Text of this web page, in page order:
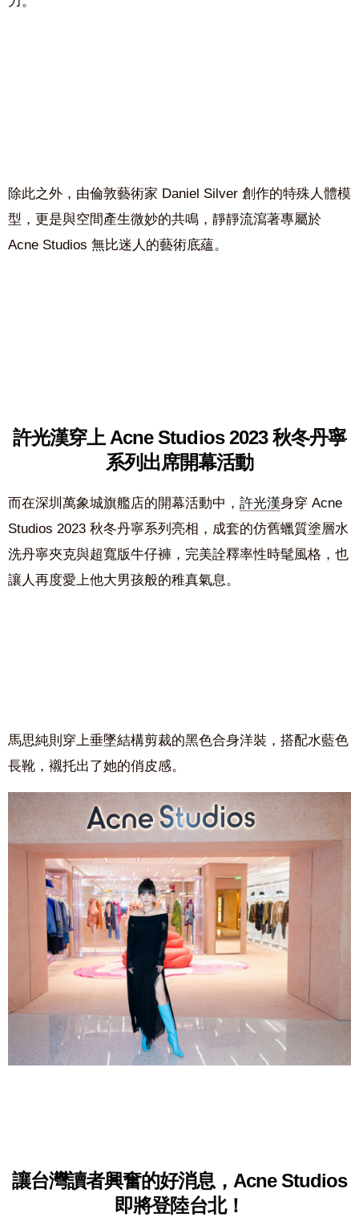
除此之外，由倫敦藝術家 Daniel Silver 創作的特殊人體模
型，更是與空間產生微妙的共鳴，靜靜流瀉著專屬於
Acne Studios 無比迷人的藝術底蘊。
許光漢穿上 Acne Studios 2023 秋冬丹寧
系列出席開幕活動
而在深圳萬象城旗艦店的開幕活動中， 許光漢身穿 Acne
Studios 2023 秋冬丹寧系列亮相，成套的仿舊蠟質塗層水
洗丹寧夾克與超寬版牛仔褲，完美詮釋率性時髦風格，也
讓人再度愛上他大男孩般的稚真氣息。
馬思純則穿上垂墜結構剪裁的黑色合身洋裝，搭配水藍色
長靴，襯托出了她的俏皮感。
讓台灣讀者興奮的好消息，Acne Studios
即將登陸台北！